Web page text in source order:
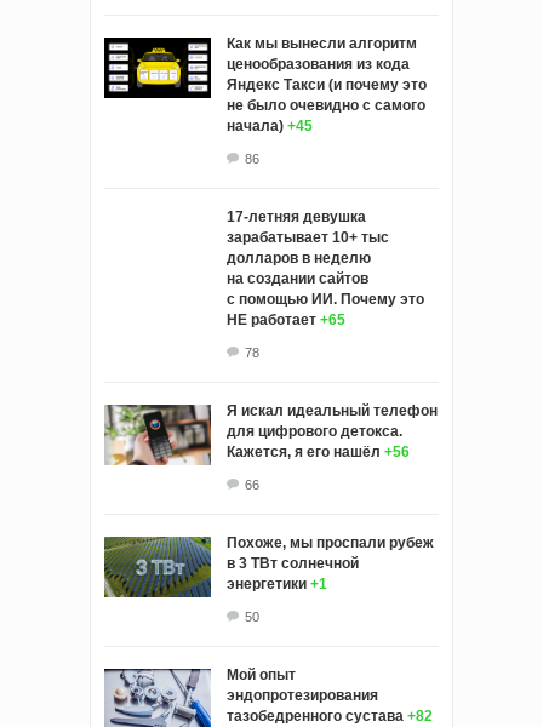
Как мы вынесли алгоритм
ценообразования из кода
Яндекс Такси (и почему это
не было очевидно с самого
начала) +45
86
17-летняя девушка
зарабатывает 10+ тыс
долларов в неделю
на создании сайтов
с помощью ИИ. Почему это
НЕ работает +65
78
Я искал идеальный телефон
для цифрового детокса.
Кажется, я его нашёл +56
66
Похоже, мы проспали рубеж
в 3 ТВт солнечной
энергетики +1
50
Мой опыт
эндопротезирования
тазобедренного сустава +82